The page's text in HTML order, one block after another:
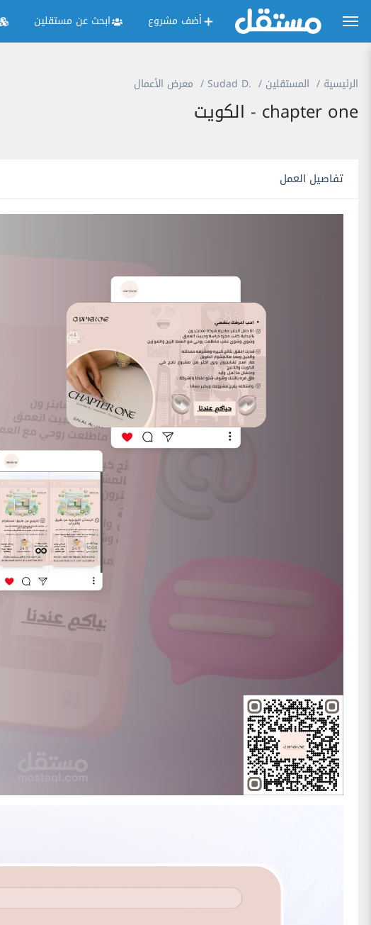
أضف مشروع ابحث عن مستقلين
الرئيسية المستقلين Sudad D. معرض الأعمال
chapter one - الكويت
تفاصيل العمل